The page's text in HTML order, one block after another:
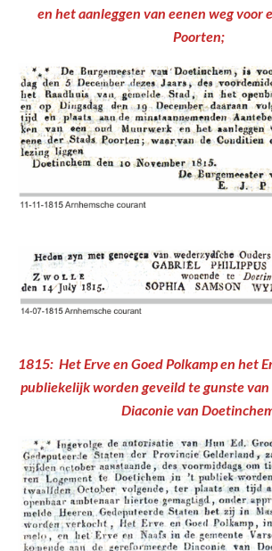
en het aanleggen van eenen weg voor
Poorten;
1815: Het Erve en Goed Polkamp en het
publiekelijk worden geveild te gunste
Diaconie van